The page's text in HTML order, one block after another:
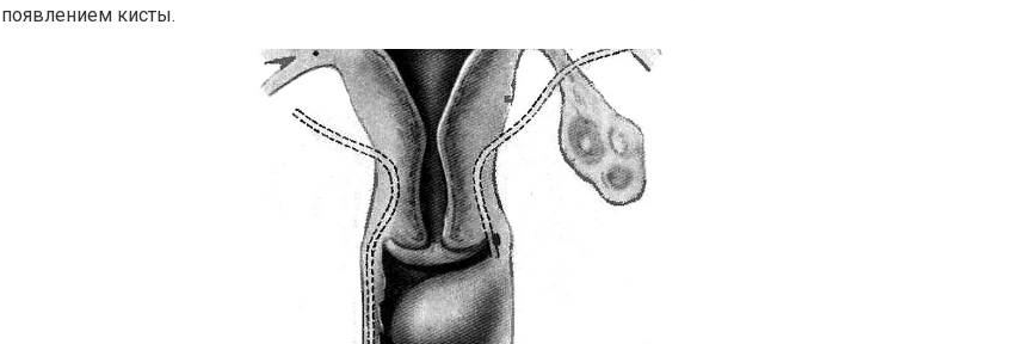
появлением кисты.